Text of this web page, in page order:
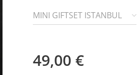
MINI GIFTSET ISTANBUL
49,00 €